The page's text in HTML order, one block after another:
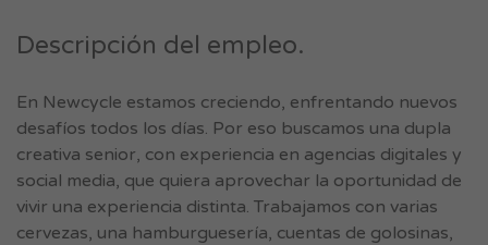
Descripción del empleo.
En Newcycle estamos creciendo, enfrentando nuevos
desafíos todos los días. Por eso buscamos una dupla
creativa senior, con experiencia en agencias digitales y
social media, que quiera aprovechar la oportunidad de
vivir una experiencia distinta. Trabajamos con varias
cervezas, una hamburguesería, cuentas de golosinas,